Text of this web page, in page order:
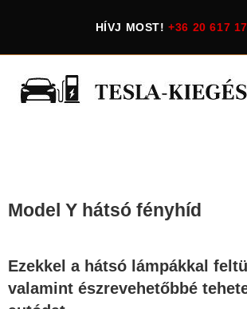
HÍVJ MOST!+36 20 617
Model Y hátsó fényhíd
Ezekkel a hátsó lámpákkal
valamint észrevehetőbbé